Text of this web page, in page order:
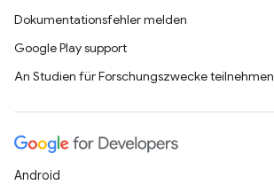
Dokumentationsfehler melden
Google Play support
An Studien für Forschungszwecke teilnehmen
Android